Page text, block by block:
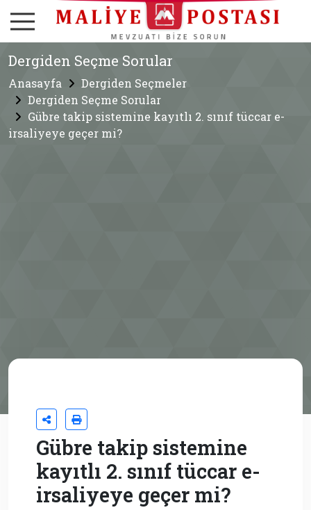
Dergiden Seçme Sorular
Anasayfa
Dergiden Seçmeler
Dergiden Seçme Sorular
Gübre takip sistemine kayıtlı 2. sınıf tüccar e-
irsaliyeye geçer mi?
Gübre takip sistemine
kayıtlı 2. sınıf tüccar e-
irsaliyeye geçer mi?